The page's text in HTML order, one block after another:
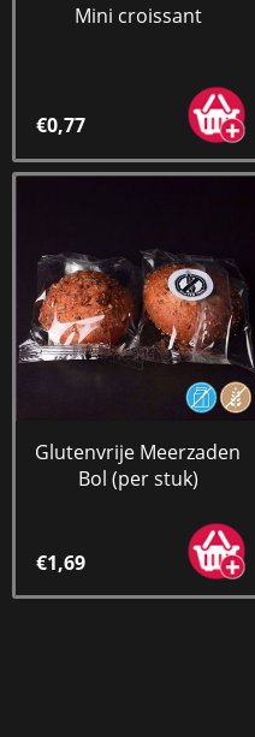
Mini croissant
€0,77
Glutenvrije Meerzaden
Bol (per stuk)
€1,69